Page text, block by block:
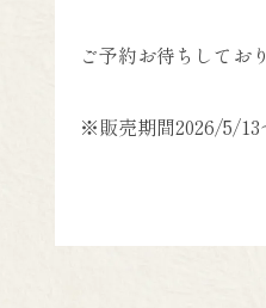
ご予約お待ちしてお
※販売期間2026/5/13